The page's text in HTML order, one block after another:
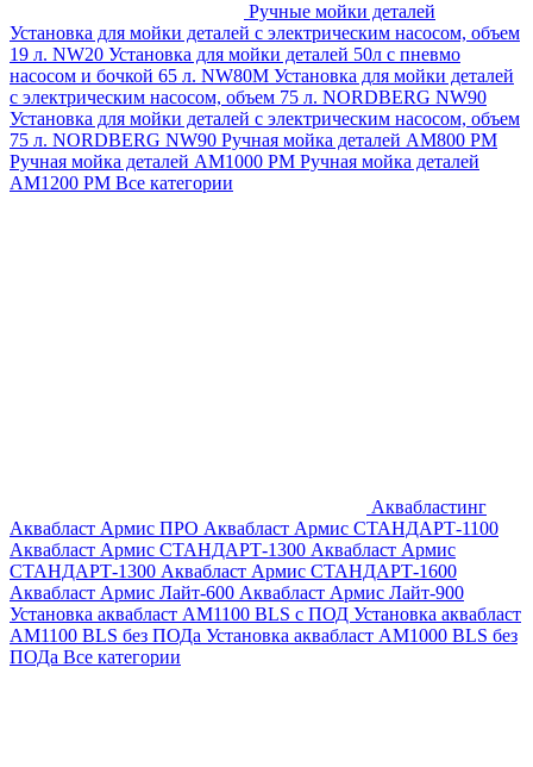
Ручные мойки деталей
Установка для мойки деталей с электрическим насосом, объем
19 л. NW20 Установка для мойки деталей 50л с пневмо
насосом и бочкой 65 л. NW80M Установка для мойки деталей
с электрическим насосом, объем 75 л. NORDBERG NW90
Установка для мойки деталей с электрическим насосом, объем
75 л. NORDBERG NW90 Ручная мойка деталей АМ800 РМ
Ручная мойка деталей АМ1000 РМ Ручная мойка деталей
АМ1200 РМ Все категории
Аквабластинг
Аквабласт Армис ПРО Аквабласт Армис СТАНДАРТ-1100
Аквабласт Армис СТАНДАРТ-1300 Аквабласт Армис
СТАНДАРТ-1300 Аквабласт Армис СТАНДАРТ-1600
Аквабласт Армис Лайт-600 Аквабласт Армис Лайт-900
Установка аквабласт AM1100 BLS с ПОД Установка аквабласт
AM1100 BLS без ПОДа Установка аквабласт AM1000 BLS без
ПОДа Все категории